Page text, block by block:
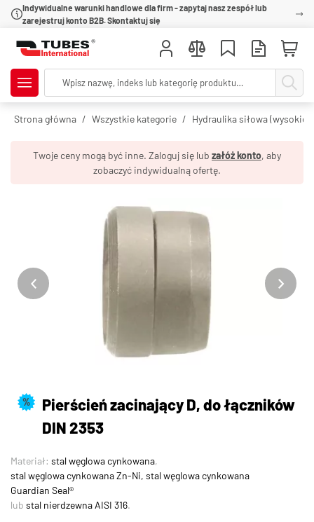
Indywidualne warunki handlowe dla firm - zapytaj nasz zespół lub
zarejestruj konto B2B. Skontaktuj się
Strona główna Wszystkie kategorie Hydraulika siłowa (wysokie
Twoje ceny mogą być inne. Zaloguj się lub załóż konto, aby
zobaczyć indywidualną ofertę.
%
Pierścień zacinający D, do łączników
DIN 2353
Materiał: stal węglowa cynkowana,
stal węglowa cynkowana Zn-Ni, stal węglowa cynkowana
Guardian Seal®
lub stal nierdzewna AISI 316.